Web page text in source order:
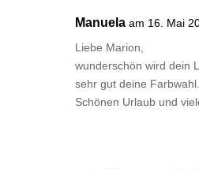
Manuela am 16. Mai
Liebe Marion,
wunderschön wird dein
sehr gut deine Farbwahl.
Schönen Urlaub und